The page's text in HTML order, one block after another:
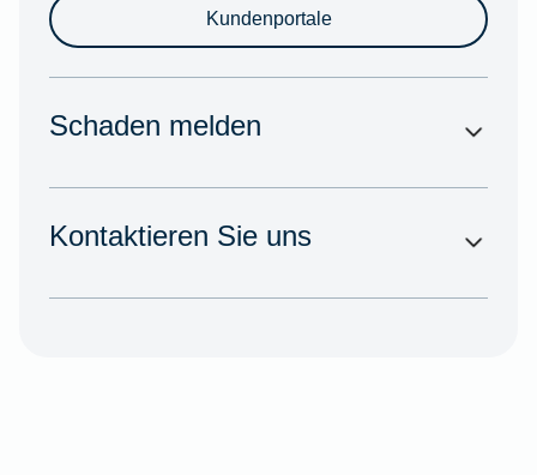
Kundenportale
Schaden melden
Kontaktieren Sie uns